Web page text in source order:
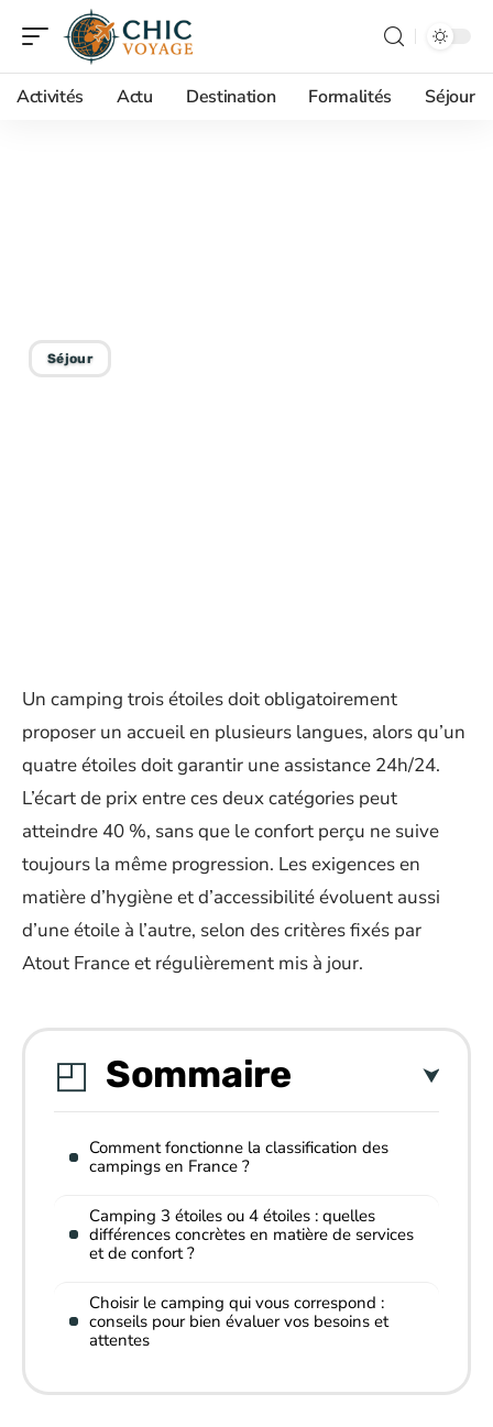
Activités Actu Destination Formalités Séjour
Séjour
Un camping trois étoiles doit obligatoirement
proposer un accueil en plusieurs langues, alors qu’un
quatre étoiles doit garantir une assistance 24h/24.
L’écart de prix entre ces deux catégories peut
atteindre 40 %, sans que le confort perçu ne suive
toujours la même progression. Les exigences en
matière d’hygiène et d’accessibilité évoluent aussi
d’une étoile à l’autre, selon des critères fixés par
Atout France et régulièrement mis à jour.
Sommaire
Comment fonctionne la classification des
campings en France ?
Camping 3 étoiles ou 4 étoiles : quelles
différences concrètes en matière de services
et de confort ?
Choisir le camping qui vous correspond :
conseils pour bien évaluer vos besoins et
attentes